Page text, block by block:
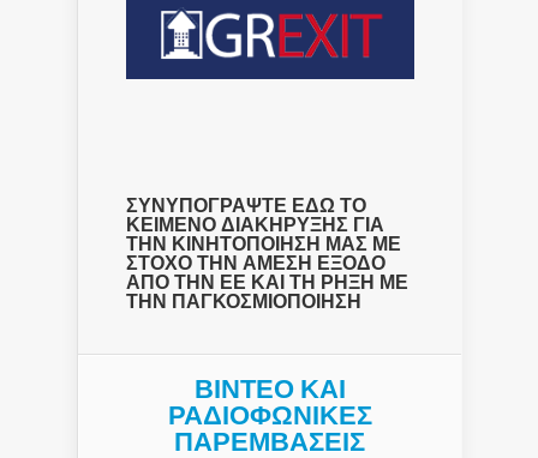
ΣΥΝΥΠΟΓΡΑΨΤΕ ΕΔΩ ΤΟ
ΚΕΙΜΕΝΟ ΔΙΑΚΗΡΥΞΗΣ ΓΙΑ
ΤΗΝ ΚΙΝΗΤΟΠΟΙΗΣΗ ΜΑΣ ΜΕ
ΣΤΟΧΟ ΤΗΝ ΑΜΕΣΗ ΕΞΟΔΟ
ΑΠΟ ΤΗΝ ΕΕ ΚΑΙ ΤΗ ΡΗΞΗ ΜΕ
ΤΗΝ ΠΑΓΚΟΣΜΙΟΠΟΙΗΣΗ
ΒΙΝΤΕΟ ΚΑΙ
ΡΑΔΙΟΦΩΝΙΚΕΣ
ΠΑΡΕΜΒΑΣΕΙΣ